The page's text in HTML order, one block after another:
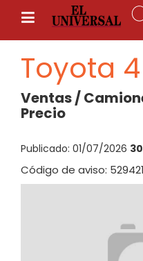
Toyota
Ventas /
Precio
Publicado: 01/07/2026
Código de aviso: 529421